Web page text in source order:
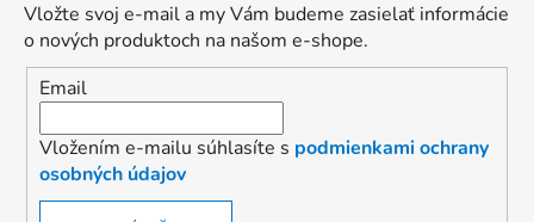
Vložte svoj e-mail a my Vám budeme zasielať informácie
o nových produktoch na našom e-shope.
Email
Vložením e-mailu súhlasíte s podmienkami ochrany
osobných údajov